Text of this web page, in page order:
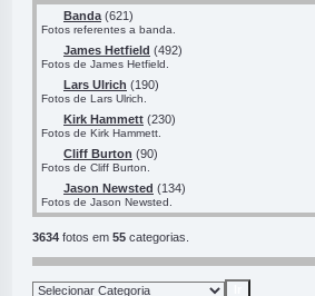
Banda (621)
Fotos referentes a banda.
James Hetfield (492)
Fotos de James Hetfield.
Lars Ulrich (190)
Fotos de Lars Ulrich.
Kirk Hammett (230)
Fotos de Kirk Hammett.
Cliff Burton (90)
Fotos de Cliff Burton.
Jason Newsted (134)
Fotos de Jason Newsted.
3634 fotos em 55 categorias.